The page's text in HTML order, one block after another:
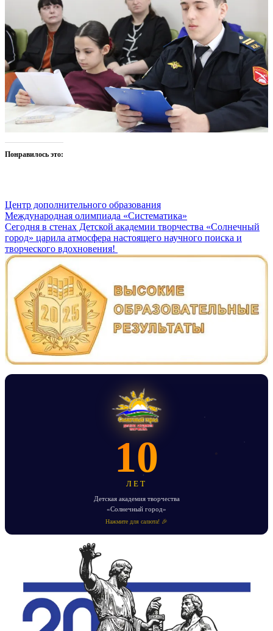
Понравилось это:
Центр дополнительного образования
Навигация
по
записям
Международная олимпиада «Систематика»
Сегодня в стенах Детской академии творчества «Солнечный
город» царила атмосфера настоящего научного поиска и
творческого вдохновения!
10
ЛЕТ
Детская академия творчества
«Солнечный город»
Нажмите для салюта! 🎉